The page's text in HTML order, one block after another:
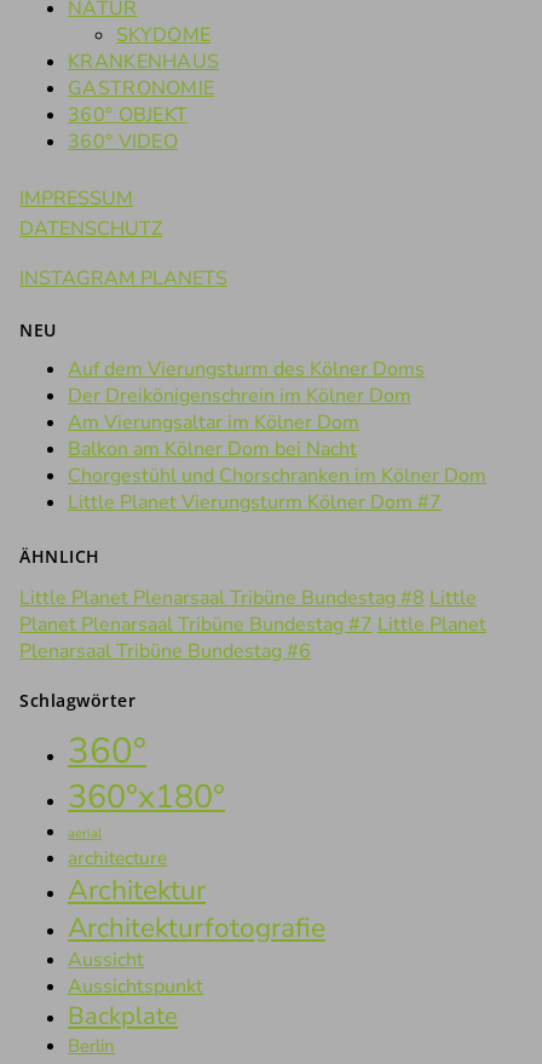
NATUR
SKYDOME
KRANKENHAUS
GASTRONOMIE
360° OBJEKT
360° VIDEO
IMPRESSUM
DATENSCHUTZ
INSTAGRAM PLANETS
NEU
Auf dem Vierungsturm des Kölner Doms
Der Dreikönigenschrein im Kölner Dom
Am Vierungsaltar im Kölner Dom
Balkon am Kölner Dom bei Nacht
Chorgestühl und Chorschranken im Kölner Dom
Little Planet Vierungsturm Kölner Dom #7
ÄHNLICH
Little Planet Plenarsaal Tribüne Bundestag #8 Little
Planet Plenarsaal Tribüne Bundestag #7 Little Planet
Plenarsaal Tribüne Bundestag #6
Schlagwörter
360°
360°x180°
aerial
architecture
Architektur
Architekturfotografie
Aussicht
Aussichtspunkt
Backplate
Berlin